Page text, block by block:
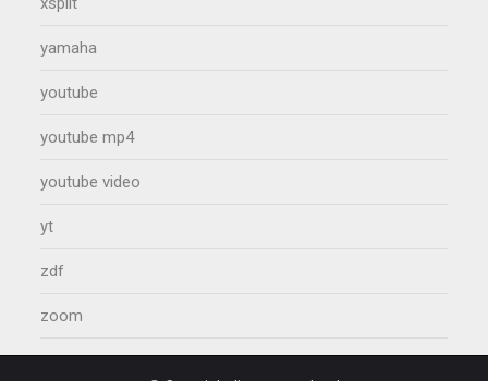
yamaha
youtube
youtube mp4
youtube video
yt
zdf
zoom